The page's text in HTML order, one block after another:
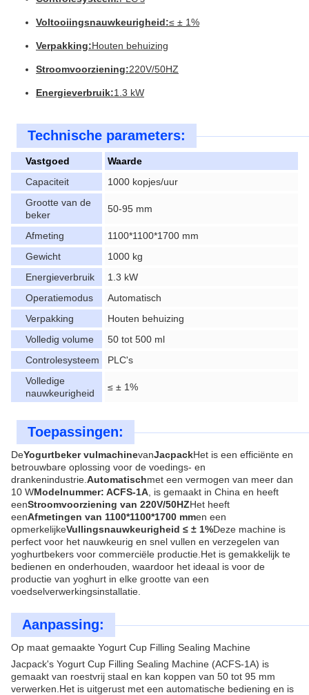
Voltooiingsnauwkeurigheid:≤ ± 1%
Verpakking:Houten behuizing
Stroomvoorziening:220V/50HZ
Energieverbruik:1.3 kW
Technische parameters:
Vastgoed
Waarde
Capaciteit
1000 kopjes/uur
Grootte van de
beker
50-95 mm
Afmeting
1100*1100*1700 mm
Gewicht
1000 kg
Energieverbruik
1.3 kW
Operatiemodus
Automatisch
Verpakking
Houten behuizing
Volledig volume
50 tot 500 ml
Controlesysteem
PLC's
Volledige
nauwkeurigheid
≤ ± 1%
Toepassingen:
DeYogurtbeker vulmachinevanJacpackHet is een efficiënte en
betrouwbare oplossing voor de voedings- en
drankenindustrie. Automatischmet een vermogen van meer dan
10 WModelnummer: ACFS-1A , is gemaakt in China en heeft
eenStroomvoorziening van 220V/50HZHet heeft
eenAfmetingen van 1100*1100*1700 mmen een
opmerkelijkeVullingsnauwkeurigheid ≤ ± 1%Deze machine is
perfect voor het nauwkeurig en snel vullen en verzegelen van
yoghurtbekers voor commerciële productie.Het is gemakkelijk te
bedienen en onderhouden, waardoor het ideaal is voor de
productie van yoghurt in elke grootte van een
voedselverwerkingsinstallatie.
Aanpassing:
Op maat gemaakte Yogurt Cup Filling Sealing Machine
Jacpack's Yogurt Cup Filling Sealing Machine (ACFS-1A) is
gemaakt van roestvrij staal en kan koppen van 50 tot 95 mm
verwerken.Het is uitgerust met een automatische bediening en is